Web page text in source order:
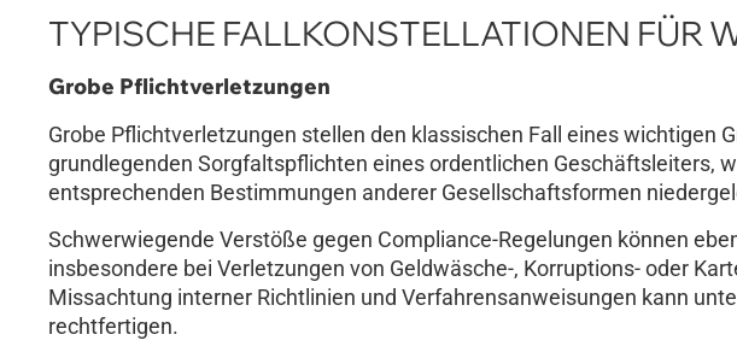
TYPISCHE FALLKONSTELLATIONEN FÜR
Grobe Pflichtverletzungen
Grobe Pflichtverletzungen stellen den klassischen Fall eines wichtigen
grundlegenden Sorgfaltspflichten eines ordentlichen Geschäftsleiters,
entsprechenden Bestimmungen anderer Gesellschaftsformen
Schwerwiegende Verstöße gegen Compliance-Regelungen können
insbesondere bei Verletzungen von Geldwäsche-, Korruptions- oder
Missachtung interner Richtlinien und Verfahrensanweisungen kann
rechtfertigen.